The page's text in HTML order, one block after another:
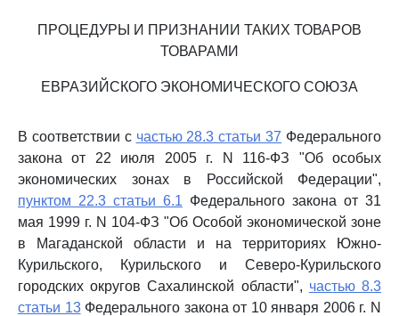
ПРОЦЕДУРЫ И ПРИЗНАНИИ ТАКИХ ТОВАРОВ
ТОВАРАМИ
ЕВРАЗИЙСКОГО ЭКОНОМИЧЕСКОГО СОЮЗА
В соответствии с частью 28.3 статьи 37 Федерального
закона от 22 июля 2005 г. N 116-ФЗ "Об особых
экономических зонах в Российской Федерации",
пунктом 22.3 статьи 6.1 Федерального закона от 31
мая 1999 г. N 104-ФЗ "Об Особой экономической зоне
в Магаданской области и на территориях Южно-
Курильского, Курильского и Северо-Курильского
городских округов Сахалинской области", частью 8.3
статьи 13Федерального закона от 10 января 2006 г. N